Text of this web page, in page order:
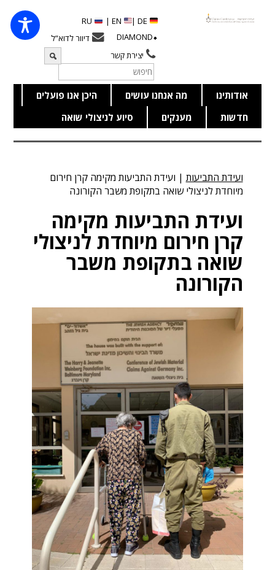
⬥DIAMOND
דיוור לדוא”ל
יצירת קשר
אודותינו מה אנחנו עושים
היכן אנו פועלים
חדשות
מענקים סיוע לניצולי שואה
ועידת התביעות | ועידת התביעות מקימה קרן חירום
מיוחדת לניצולי שואה בתקופת משבר הקורונה
ועידת התביעות מקימה
קרן חירום מיוחדת לניצולי
שואה בתקופת משבר
הקורונה